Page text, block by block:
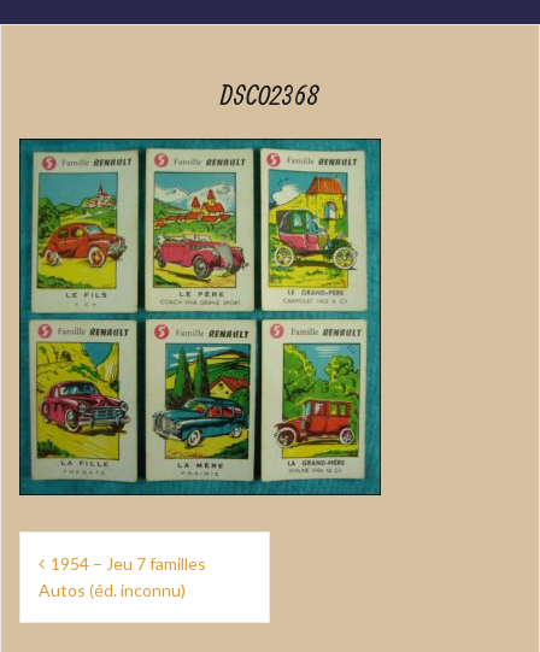
DSC02368
Navigation
de
l’article
1954 – Jeu 7 familles
Autos (éd. inconnu)